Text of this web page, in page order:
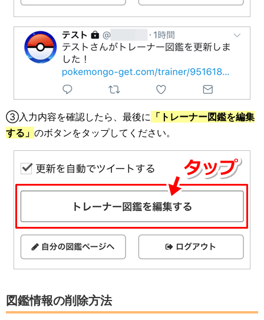
③入力内容を確認したら、最後に 「トレーナー図鑑を編集
する」 のボタンをタップしてください。
図鑑情報の削除方法